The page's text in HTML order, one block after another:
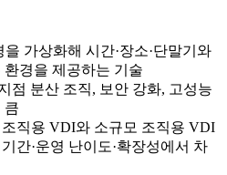
가상화해 시간·장소·단말기와
경을 제공하는 기술
점 분산 조직, 보안 강화, 고성능
큼
직용 VDI와 소규모 조직용 VDI
간·운영 난이도·확장성에서 차